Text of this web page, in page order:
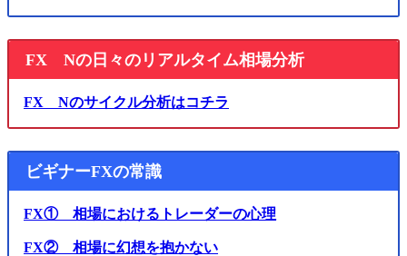
FX Nの日々のリアルタイム相場分析
FX Nのサイクル分析はコチラ
ビギナーFXの常識
FX① 相場におけるトレーダーの心理
FX② 相場に幻想を抱かない